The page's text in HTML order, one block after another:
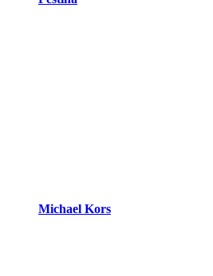
Michael Kors